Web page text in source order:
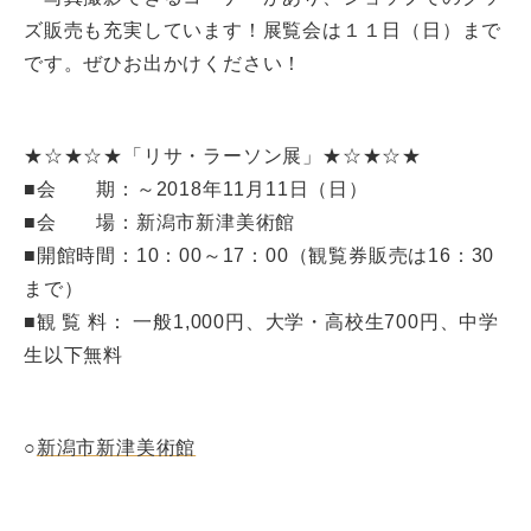
ズ販売も充実しています！展覧会は１１日（日）まで
です。ぜひお出かけください！
★☆★☆★「リサ・ラーソン展」★☆★☆★
■会 期：～2018年11月11日（日）
■会 場：新潟市新津美術館
■開館時間：10：00～17：00（観覧券販売は16：30
まで）
■観 覧 料： 一般1,000円、大学・高校生700円、中学
生以下無料
○新潟市新津美術館